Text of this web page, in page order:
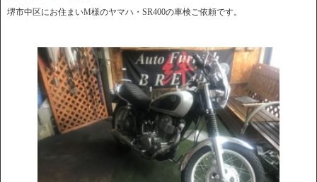
堺市中区にお住まいM様のヤマハ・SR400の車検ご依頼です。